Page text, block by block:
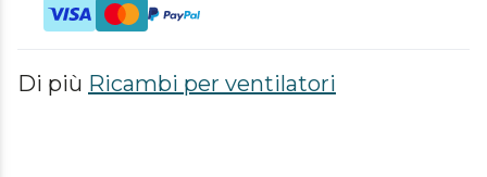
Di più Ricambi per ventilatori